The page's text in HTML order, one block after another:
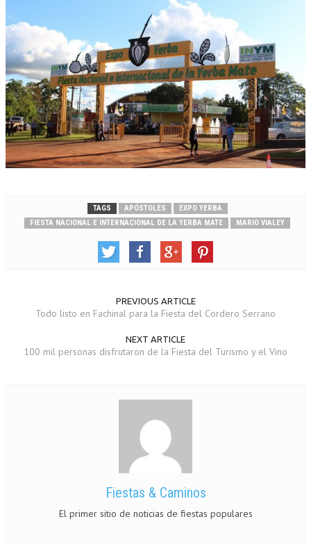
TAGS APÓSTOLES
EXPO YERBA
FIESTA NACIONAL E INTERNACIONAL DE LA YERBA MATE
MARIO VIALEY
PREVIOUS ARTICLE
Todo listo en Fachinal para la Fiesta del Cordero Serrano
NEXT ARTICLE
100 mil personas disfrutaron de la Fiesta del Turismo y el Vino
Fiestas & Caminos
El primer sitio de noticias de fiestas populares